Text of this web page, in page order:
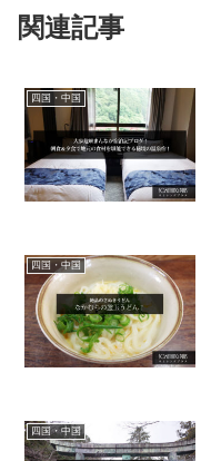
関連記事
四国・中国
四国・中国
四国・中国